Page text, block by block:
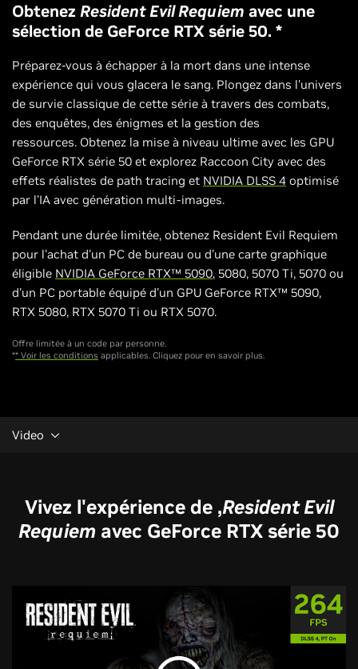
Obtenez Resident Evil Requiem avec une
sélection de GeForce RTX série 50. *
Préparez-vous à échapper à la mort dans une intense
expérience qui vous glacera le sang. Plongez dans l'univers
de survie classique de cette série à travers des combats,
des enquêtes, des énigmes et la gestion des
ressources. Obtenez la mise à niveau ultime avec les GPU
GeForce RTX série 50 et explorez Raccoon City avec des
effets réalistes de path tracing et NVIDIA DLSS 4 optimisé
par l'IA avec génération multi-images.
Pendant une durée limitée, obtenez Resident Evil Requiem
pour l'achat d'un PC de bureau ou d'une carte graphique
éligible NVIDIA GeForce RTX™ 5090, 5080, 5070 Ti, 5070 ou
d'un PC portable équipé d'un GPU GeForce RTX™ 5090,
RTX 5080, RTX 5070 Ti ou RTX 5070.
Offre limitée à un code par personne.
** Voir les conditions applicables. Cliquez pour en savoir plus.
Video
Vivez l'expérience de ,Resident Evil
Requiem avec GeForce RTX série 50